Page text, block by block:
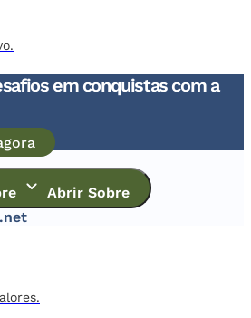
em conquistas com a
Abrir Sobre